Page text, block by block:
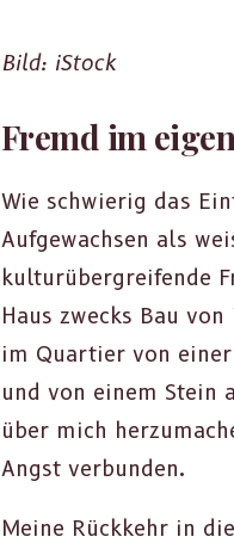
Bild: iStock
Fremd im
Wie schwierig das
Aufgewach­sen als
kul­turüber­greifende
Haus zwecks Bau
im Quarti­er von
und von einem Stein
über mich
Angst ver­bun­den.
Meine Rück­kehr in